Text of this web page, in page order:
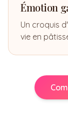
Émotion
Un croquis
vie en